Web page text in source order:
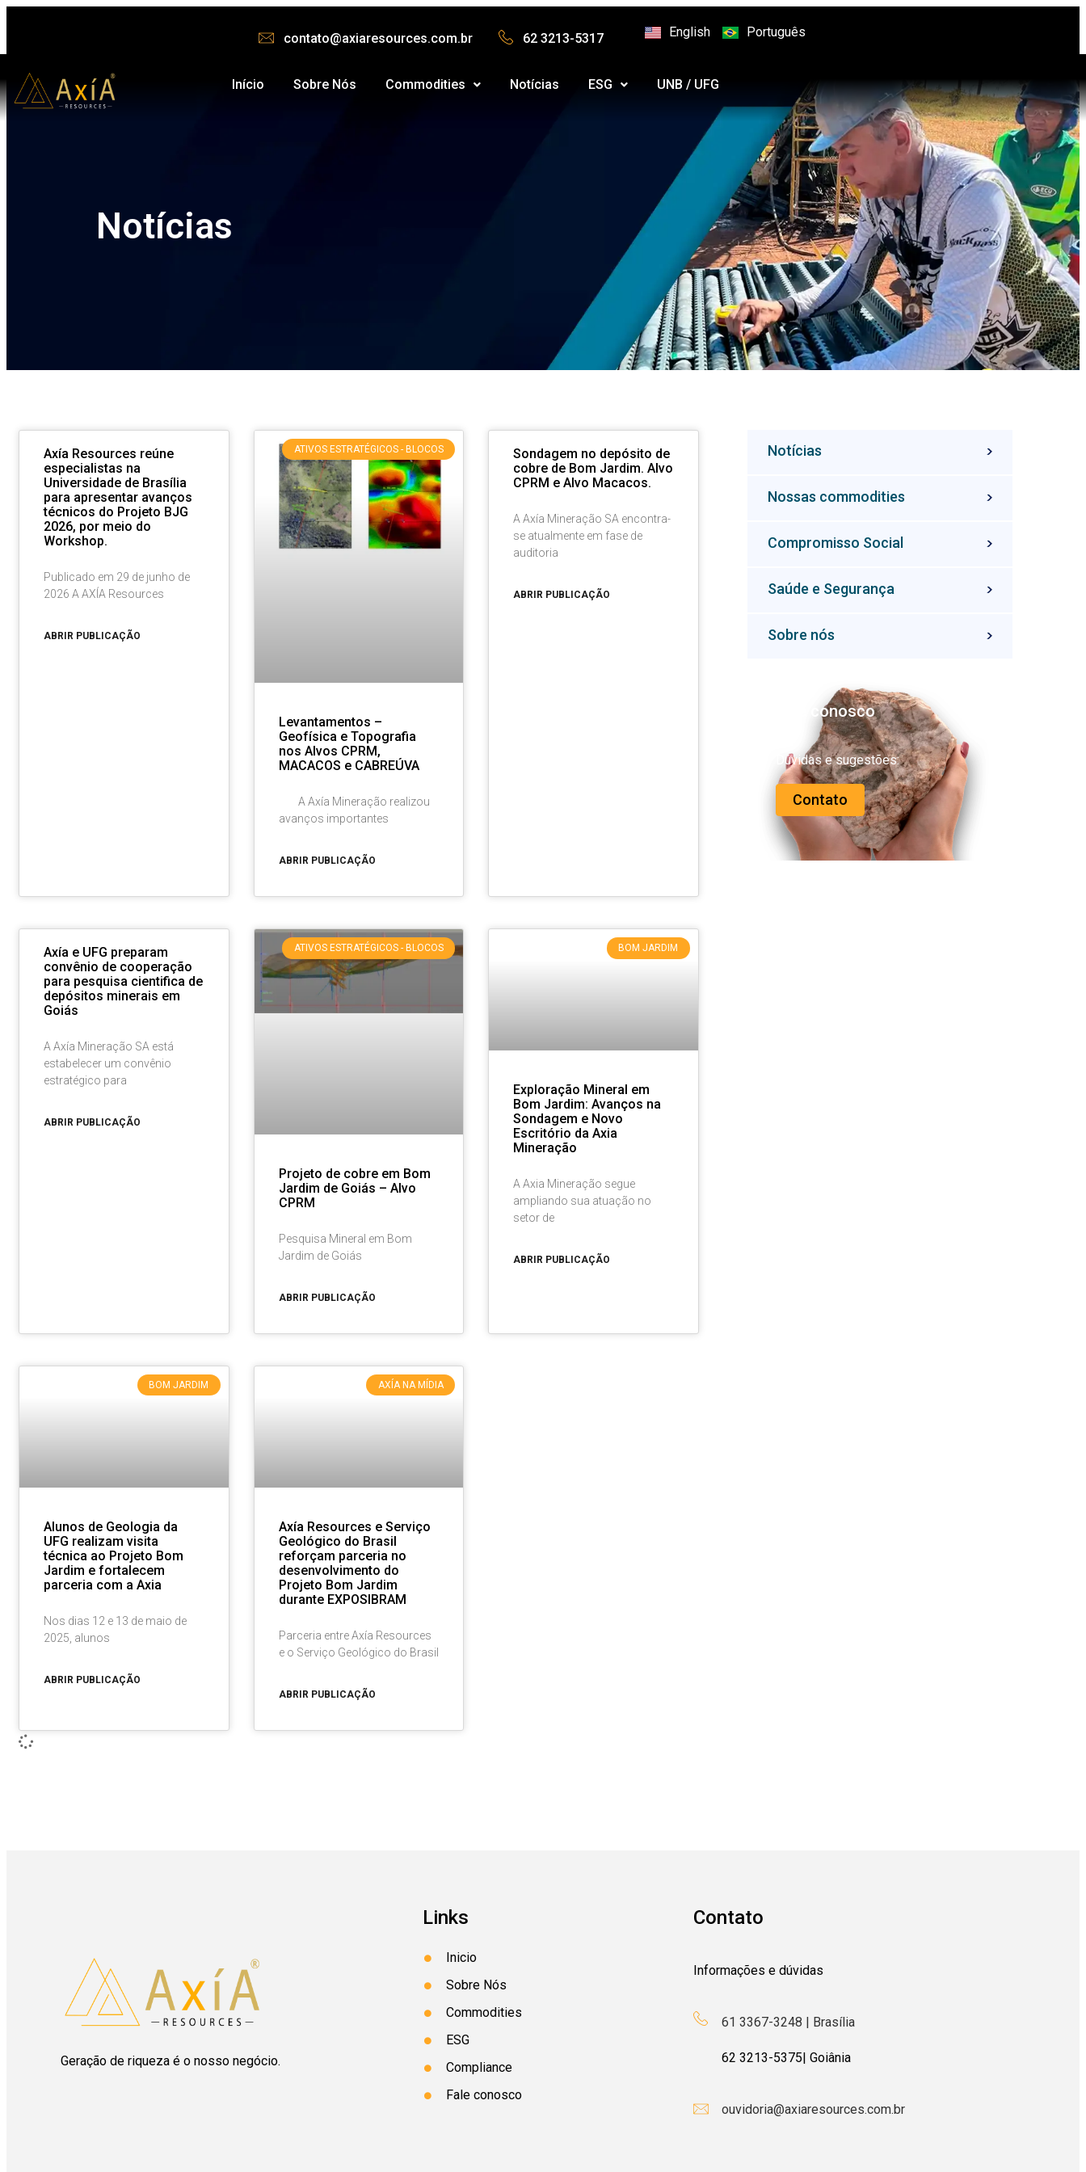
contato@axiaresources.com.br 62 3213-5317 English Português
Início Sobre Nós Commodities Notícias ESG UNB / UFG
Notícias
Axía Resources reúne
especialistas na
Universidade de Brasília
para apresentar avanços
técnicos do Projeto BJG
2026, por meio do
Workshop.
Publicado em 29 de junho de
2026 A AXÍA Resources
ABRIR PUBLICAÇÃO
ATIVOS ESTRATÉGICOS - BLOCOS
Levantamentos –
Geofísica e Topografia
nos Alvos CPRM,
MACACOS e CABREÚVA
A Axía Mineração realizou
avanços importantes
ABRIR PUBLICAÇÃO
Sondagem no depósito de
cobre de Bom Jardim. Alvo
CPRM e Alvo Macacos.
A Axía Mineração SA encontra-
se atualmente em fase de
auditoria
ABRIR PUBLICAÇÃO
Axía e UFG preparam
convênio de cooperação
para pesquisa cientifica de
depósitos minerais em
Goiás
A Axía Mineração SA está
estabelecer um convênio
estratégico para
ABRIR PUBLICAÇÃO
ATIVOS ESTRATÉGICOS - BLOCOS
Projeto de cobre em Bom
Jardim de Goiás – Alvo
CPRM
Pesquisa Mineral em Bom
Jardim de Goiás
ABRIR PUBLICAÇÃO
BOM JARDIM
Exploração Mineral em
Bom Jardim: Avanços na
Sondagem e Novo
Escritório da Axia
Mineração
A Axia Mineração segue
ampliando sua atuação no
setor de
ABRIR PUBLICAÇÃO
BOM JARDIM
Alunos de Geologia da
UFG realizam visita
técnica ao Projeto Bom
Jardim e fortalecem
parceria com a Axia
Nos dias 12 e 13 de maio de
2025, alunos
ABRIR PUBLICAÇÃO
AXÍA NA MÍDIA
Axía Resources e Serviço
Geológico do Brasil
reforçam parceria no
desenvolvimento do
Projeto Bom Jardim
durante EXPOSIBRAM
Parceria entre Axía Resources
e o Serviço Geológico do Brasil
ABRIR PUBLICAÇÃO
Notícias
Nossas commodities
Compromisso Social
Saúde e Segurança
Sobre nós
Fale conosco
Dúvidas e sugestões:
Contato
Geração de riqueza é o nosso negócio.
Links
Inicio
Sobre Nós
Commodities
ESG
Compliance
Fale conosco
Contato
Informações e dúvidas
61 3367-3248 | Brasília
62 3213-5375| Goiânia
ouvidoria@axiaresources.com.br